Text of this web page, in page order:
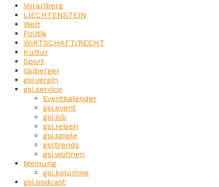
Vorarlberg
LIECHTENSTEIN
Welt
Politik
WIRTSCHAFT/RECHT
Kultur
Sport
Gsiberger
gsi.verein
gsi.service
Eventkalender
gsi.event
gsi.job
gsi.reisen
gsi.spiele
gsi.trends
gsi.wohnen
Meinung
gsi.kolumne
gsi.podcast